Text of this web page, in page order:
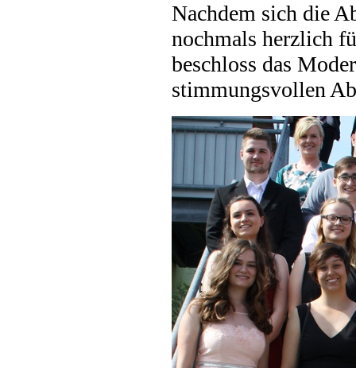
Nachdem sich die
nochmals herzlich
beschloss das
stimmungsvollen